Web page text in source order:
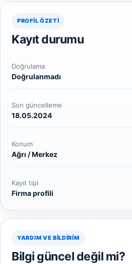
PROFIL ÖZETI
Kayıt durumu
Doğrulama
Doğrulanmadı
Son güncelleme
18.05.2024
Konum
Ağrı / Merkez
Kayıt tipi
Firma profili
YARDIM VE BILDIRIM
Bilgi güncel değil mi?